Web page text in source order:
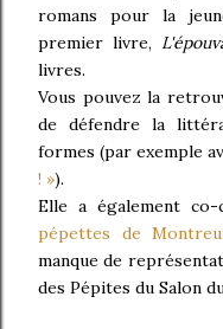
romans pour la
premier livre,
livres.
Vous pouvez la
de défendre la
formes (par exemple
! »).
Elle a également
pépettes de
manque de
des Pépites du Salon